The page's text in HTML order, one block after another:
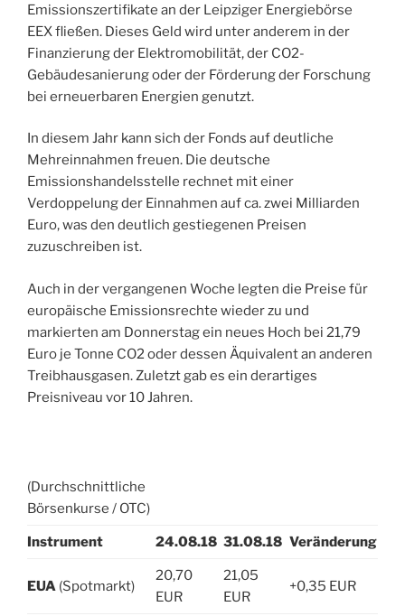
Emissionszertifikate an der Leipziger Energiebörse
EEX fließen. Dieses Geld wird unter anderem in der
Finanzierung der Elektromobilität, der CO2-
Gebäudesanierung oder der Förderung der Forschung
bei erneuerbaren Energien genutzt.
In diesem Jahr kann sich der Fonds auf deutliche
Mehreinnahmen freuen. Die deutsche
Emissionshandelsstelle rechnet mit einer
Verdoppelung der Einnahmen auf ca. zwei Milliarden
Euro, was den deutlich gestiegenen Preisen
zuzuschreiben ist.
Auch in der vergangenen Woche legten die Preise für
europäische Emissionsrechte wieder zu und
markierten am Donnerstag ein neues Hoch bei 21,79
Euro je Tonne CO2 oder dessen Äquivalent an anderen
Treibhausgasen. Zuletzt gab es ein derartiges
Preisniveau vor 10 Jahren.
(Durchschnittliche
Börsenkurse / OTC)
Instrument 24.08.18 31.08.18 Veränderung
EUA (Spotmarkt)
20,70
EUR
21,05
EUR
+0,35 EUR